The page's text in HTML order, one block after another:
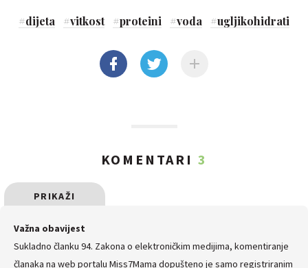
#dijeta #vitkost #proteini #voda #ugljikohidrati
KOMENTARI 3
PRIKAŽI
SVE
KOMENTARE
Važna obavijest
Sukladno članku 94. Zakona o elektroničkim medijima, komentiranje
članaka na web portalu Miss7Mama dopušteno je samo registriranim